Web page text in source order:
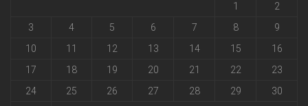
1
2
3
4 5 6 7 8
9
10
11 12 13 14 15
16
17
18 19 20 21 22
23
24
25 26 27 28 29
30